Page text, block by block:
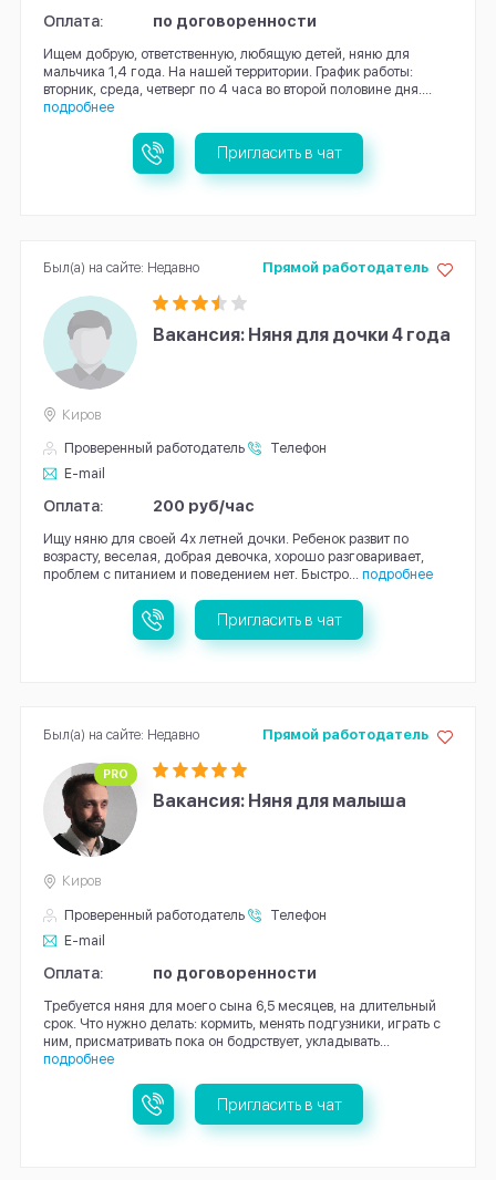
Оплата: по договоренности
Ищем добрую, ответственную, любящую детей, няню для
мальчика 1,4 года. На нашей территории. График работы:
вторник, среда, четверг по 4 часа во второй половине дня....
подробнее
Пригласить в чат
Вакансия: Няня для дочки 4 года
Проверенный работодатель
Телефон
E-mail
Прямой работодатель
Киров
Оплата: 200 руб/час
Ищу няню для своей 4х летней дочки. Ребенок развит по
возрасту, веселая, добрая девочка, хорошо разговаривает,
проблем с питанием и поведением нет. Быстро... подробнее
Был(а) на сайте: Недавно
Пригласить в чат
PRO
Вакансия: Няня для малыша
Проверенный работодатель
Телефон
E-mail
Прямой работодатель
Киров
Оплата: по договоренности
Требуется няня для моего сына 6,5 месяцев, на длительный
срок. Что нужно делать: кормить, менять подгузники, играть с
ним, присматривать пока он бодрствует, укладывать...
подробнее
Был(а) на сайте: Недавно
Пригласить в чат